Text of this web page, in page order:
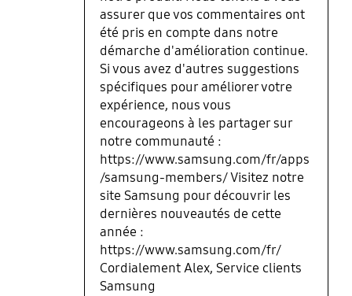
l'avoir choisie.assurer que vos commentaires ont
été pris en compte dans notre
démarche d'amélioration continue.
Si vous avez d'autres suggestions
spécifiques pour améliorer votre
expérience, nous vous
encourageons à les partager sur
notre communauté :
https://www.samsung.com/fr/apps
/samsung-members/ Visitez notre
site Samsung pour découvrir les
dernières nouveautés de cette
année :
https://www.samsung.com/fr/
Cordialement Alex, Service clients
Samsung